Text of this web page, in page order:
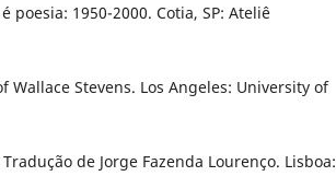
poesia: 1950-2000. Cotia, SP: Ateliê
Wallace Stevens. Los Angeles: University of
de Jorge Fazenda Lourenço. Lisboa: